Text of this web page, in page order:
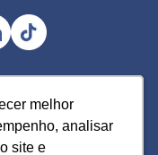
melhor
analisar
site e
melhor
analisar
site e
Ltda | CNPJ: